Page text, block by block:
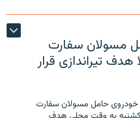
مسولان سفارت
هدف تیراندازی قرار
خودروی حامل مسولان سفارت